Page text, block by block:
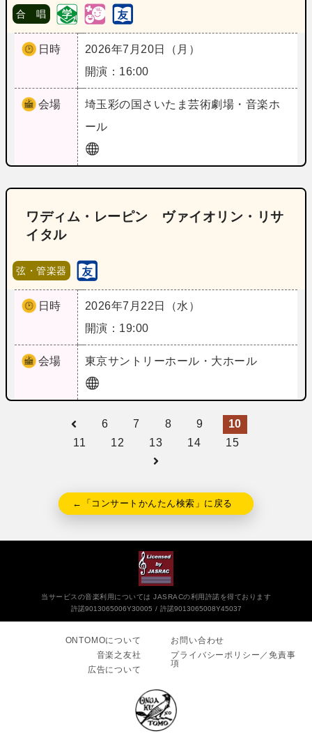
合 唱
日時
2026年7月20日（月）
開演：16:00
会場 埼玉彩の国さいたま芸術劇場・音楽ホ
ール
ワディム・レーピン ヴァイオリン・リサ
イタル
弦・管楽器
日時
2026年7月22日（水）
開演：19:00
会場 東京サントリーホール・大ホール
6 7 8 9
10
11
12 13 14 15
←「コンサートかんたん検索」に戻る
当サービスの音楽利用については JASRACの利用許諾を得ております
許諾9013065006Y30005
許諾9013065008Y45037
ONTOMOについて
音楽之友社
広告について
お問い合わせ
プライバシーポリシー／免責事
項